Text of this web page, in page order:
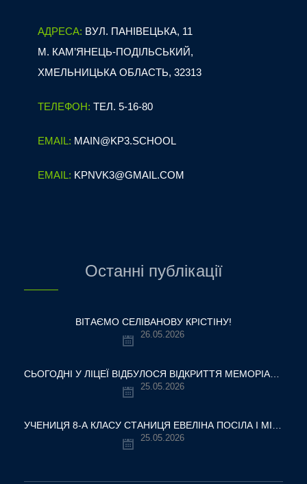
АДРЕСА: ВУЛ. ПАНІВЕЦЬКА, 11
М. КАМ’ЯНЕЦЬ-ПОДІЛЬСЬКИЙ,
ХМЕЛЬНИЦЬКА ОБЛАСТЬ, 32313
ТЕЛЕФОН: ТЕЛ. 5-16-80
EMAIL: MAIN@KP3.SCHOOL
EMAIL: KPNVK3@GMAIL.COM
Останні публікації
ВІТАЄМО СЕЛІВАНОВУ КРІСТІНУ!
26.05.2026
25.05.2026
УЧЕНИЦЯ 8-А КЛАСУ СТАНИЦЯ ЕВЕЛІНА ПОСІЛА І МІСЦЕ У ВСЕУКРАЇНСЬКОМУ ТУРНІРІ «КРОК ДО МРІЇ – 2026»
25.05.2026